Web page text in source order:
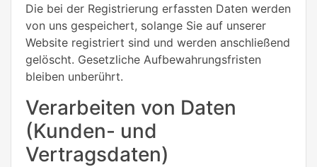
Die bei der Registrierung erfassten Daten werden
von uns gespeichert, solange Sie auf unserer
Website registriert sind und werden anschließend
gelöscht. Gesetzliche Aufbewahrungsfristen
bleiben unberührt.
Verarbeiten von Daten
(Kunden- und
Vertragsdaten)